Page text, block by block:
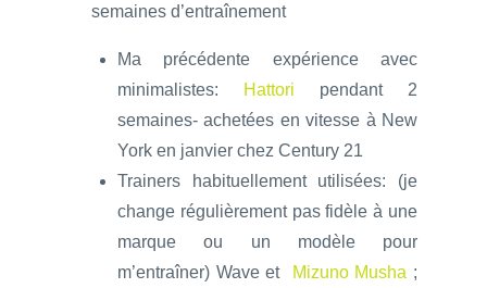
semaines d’entraînement
Ma précédente expérience avec
minimalistes:
Hattori pendant 2
semaines- achetées en vitesse à New
York en janvier chez Century 21
Trainers habituellement utilisées: (je
change régulièrement pas fidèle à une
marque ou un modèle pour
m’entraîner) Wave et
Mizuno Musha ;